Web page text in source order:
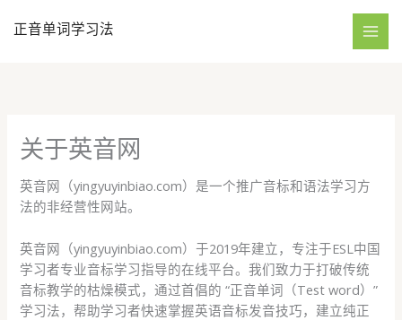
正音单词学习法
关于英音网
英音网（yingyuyinbiao.com）是一个推广音标和语法学习方
法的非经营性网站。
英音网（yingyuyinbiao.com）于2019年建立，专注于ESL中国
学习者专业音标学习指导的在线平台。我们致力于打破传统
音标教学的枯燥模式，通过首倡的 “正音单词（Test word）”
学习法，帮助学习者快速掌握英语音标发音技巧，建立纯正